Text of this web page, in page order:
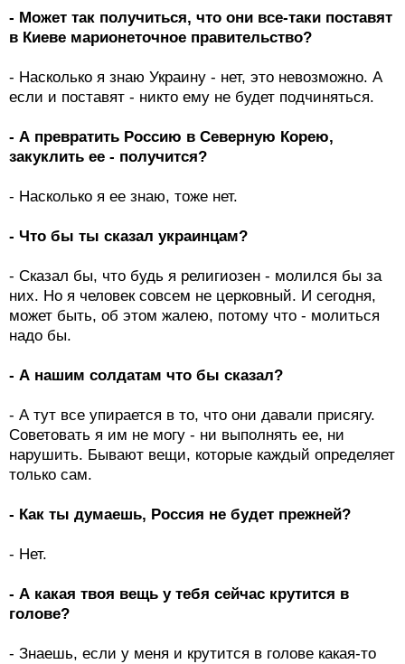
- Может так получиться, что они все-таки поставят
в Киеве марионеточное правительство?
- Насколько я знаю Украину - нет, это невозможно. А
если и поставят - никто ему не будет подчиняться.
- А превратить Россию в Северную Корею,
закуклить ее - получится?
- Насколько я ее знаю, тоже нет.
- Что бы ты сказал украинцам?
- Сказал бы, что будь я религиозен - молился бы за
них. Но я человек совсем не церковный. И сегодня,
может быть, об этом жалею, потому что - молиться
надо бы.
- А нашим солдатам что бы сказал?
- А тут все упирается в то, что они давали присягу.
Советовать я им не могу - ни выполнять ее, ни
нарушить. Бывают вещи, которые каждый определяет
только сам.
- Как ты думаешь, Россия не будет прежней?
- Нет.
- А какая твоя вещь у тебя сейчас крутится в
голове?
- Знаешь, если у меня и крутится в голове какая-то